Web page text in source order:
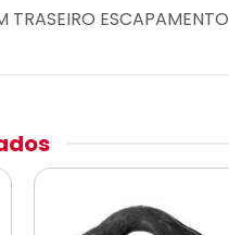
TRASEIRO